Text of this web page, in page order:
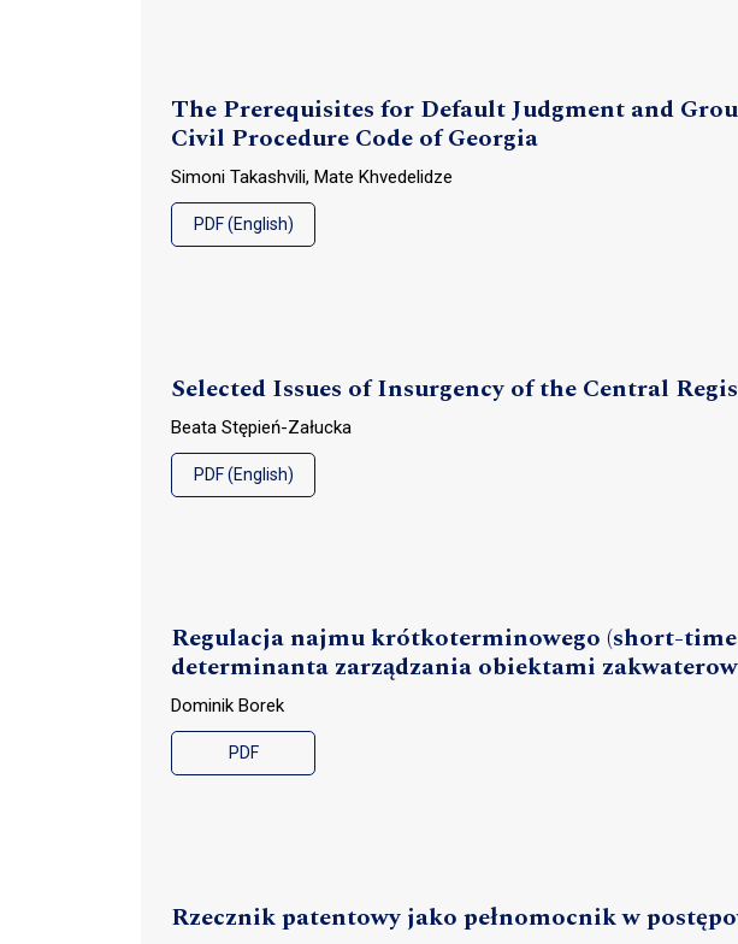
The Prerequisites for Default Judgment and
Civil Procedure Code of Georgia
Simoni Takashvili, Mate Khvedelidze
PDF (English)
Selected Issues of Insurgency of the Central
Beata Stępień-Załucka
PDF (English)
Regulacja najmu krótkoterminowego (short-
determinanta zarządzania obiektami
Dominik Borek
PDF
Rzecznik patentowy jako pełnomocnik w